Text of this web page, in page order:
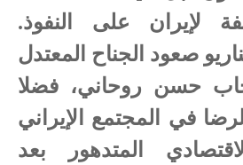
لإيران على النفوذ.
صعود الجناح المعتدل
حسن روحاني، فضلا
في المجتمع الإيراني
المتدهور بعد